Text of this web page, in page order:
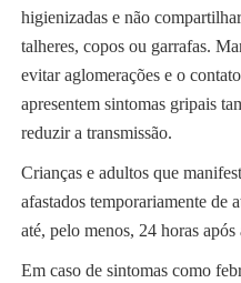
higienizadas e não
talheres, copos ou garrafas.
evitar aglomerações e o
apresentem sintomas gripais
reduzir a transmissão.
Crianças e adultos que
afastados temporariamente de
até, pelo menos, 24 horas após
Em caso de sintomas como